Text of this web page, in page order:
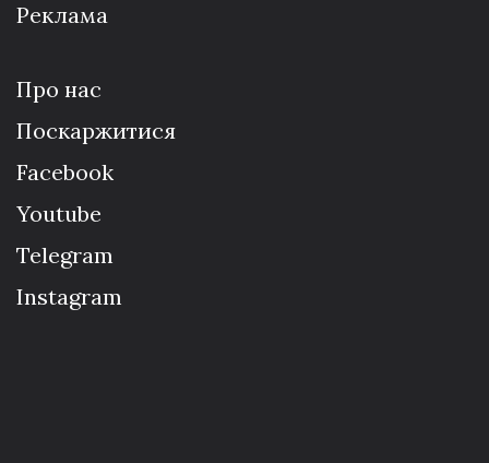
Реклама
Про нас
Поскаржитися
Facebook
Youtube
Telegram
Instagram